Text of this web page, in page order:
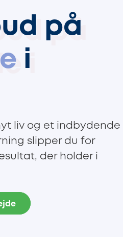
på
i
liv og et indbydende
slipper du for
der holder i